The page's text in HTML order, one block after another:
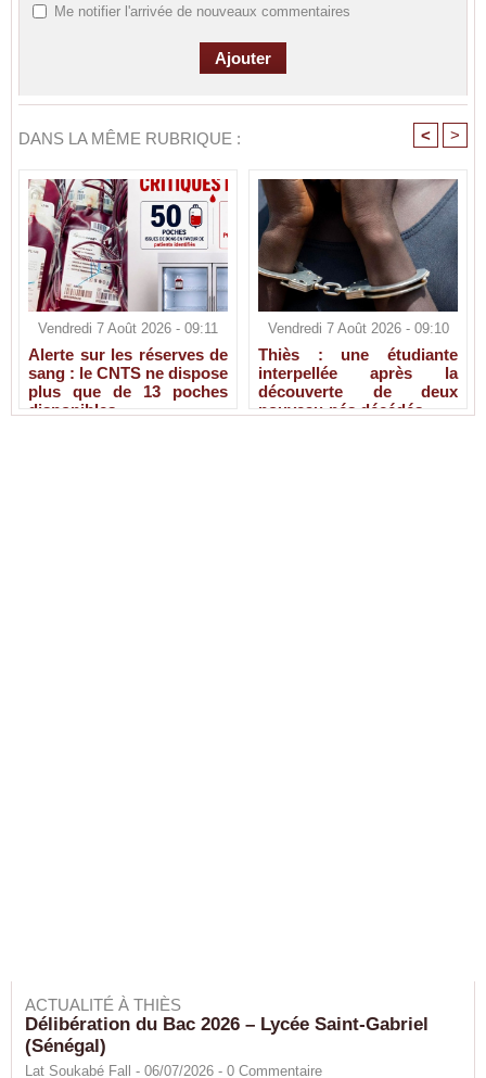
Me notifier l'arrivée de nouveaux commentaires
DANS LA MÊME RUBRIQUE : < >
Vendredi 7 Août 2026 - 09:11
Alerte sur les réserves de
sang : le CNTS ne dispose
plus que de 13 poches
disponibles
Vendredi 7 Août 2026 - 09:10
Thiès : une étudiante
interpellée après la
découverte de deux
nouveau-nés décédés
ACTUALITÉ À THIÈS
Délibération du Bac 2026 – Lycée Saint-Gabriel
(Sénégal)
Lat Soukabé Fall - 06/07/2026 - 0 Commentaire